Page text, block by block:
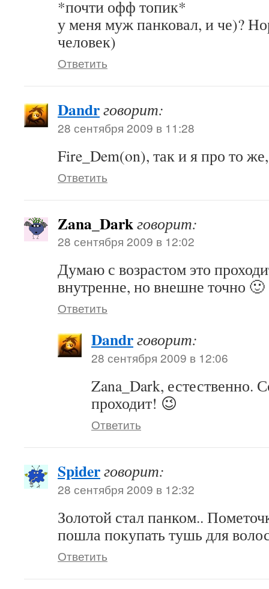
*почти офф топик*
у меня муж панковал, и че)?
человек)
Ответить
Dandrговорит:
28 сентября 2009 в 11:28
Fire_Dem(on), так и я про то
Ответить
Zana_Darkговорит:
28 сентября 2009 в 12:02
Думаю с возрастом это
внутренне, но внешне точно 🙂
Ответить
Dandrговорит:
28 сентября 2009 в 12:06
Zana_Dark, естественно.
проходит! 😉
Ответить
Spiderговорит:
28 сентября 2009 в 12:32
Золотой стал панком..
пошла покупать тушь для
Ответить